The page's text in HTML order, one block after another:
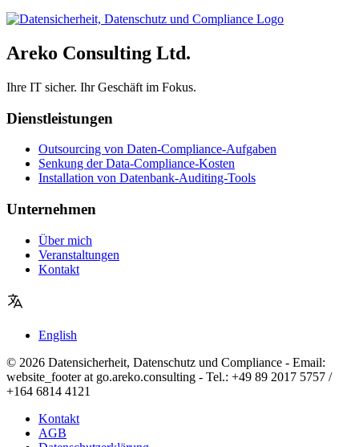
Areko Consulting Ltd.
Ihre IT sicher. Ihr Geschäft im Fokus.
Dienstleistungen
Outsourcing von Daten-Compliance-Aufgaben
Senkung der Data-Compliance-Kosten
Installation von Datenbank-Auditing-Tools
Unternehmen
Über mich
Veranstaltungen
Kontakt
English
© 2026 Datensicherheit, Datenschutz und Compliance - Email:
website_footer at go.areko.consulting - Tel.: +49 89 2017 5757 /
+164 6814 4121
Kontakt
AGB